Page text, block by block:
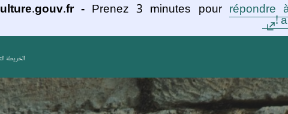
- Prenez 3 minutes pour répondre
الخريطة